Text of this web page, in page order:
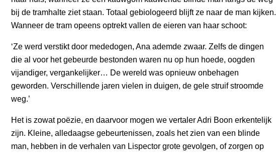
bij de tramhalte ziet staan. Totaal gebiologeerd blijft ze naar de man kijken.
Wanneer de tram opeens optrekt vallen de eieren van haar schoot:
‘Ze werd verstikt door mededogen, Ana ademde zwaar. Zelfs de dingen
die al voor het gebeurde bestonden waren nu op hun hoede, oogden
vijandiger, vergankelijker… De wereld was opnieuw onbehagen
geworden. Verschillende jaren vielen in duigen, de gele struif stroomde
weg.’
Het is zowat poëzie, en daarvoor mogen we vertaler Adri Boon erkentelijk
zijn. Kleine, alledaagse gebeurtenissen, zoals het zien van een blinde
man, hebben in de verhalen van Lispector grote gevolgen, of zorgen op